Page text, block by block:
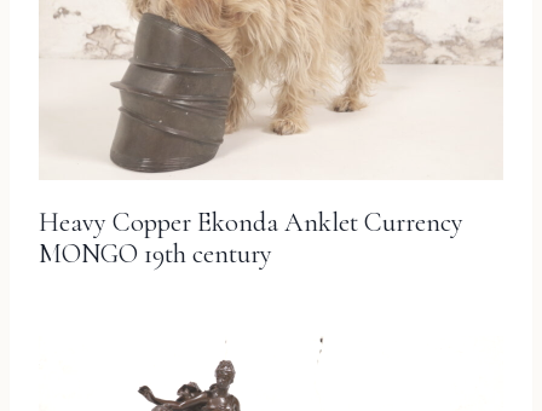
Heavy Copper Ekonda Anklet Currency
MONGO 19th century